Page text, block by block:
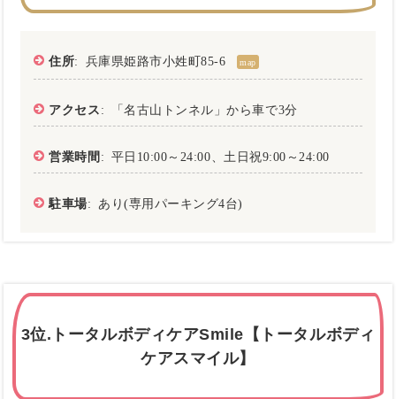
住所: 兵庫県姫路市小姓町85-6 map
アクセス : 「名古山トンネル」から車で3分
営業時間: 平日10:00～24:00、土日祝9:00～24:00
駐車場: あり(専用パーキング4台)
3位.トータルボディケアSmile【トータルボディ
ケアスマイル】